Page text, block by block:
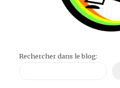
Rechercher dans le blog: